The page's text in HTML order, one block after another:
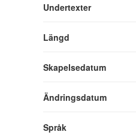
Undertexter
Längd
Skapelsedatum
Ändringsdatum
Språk